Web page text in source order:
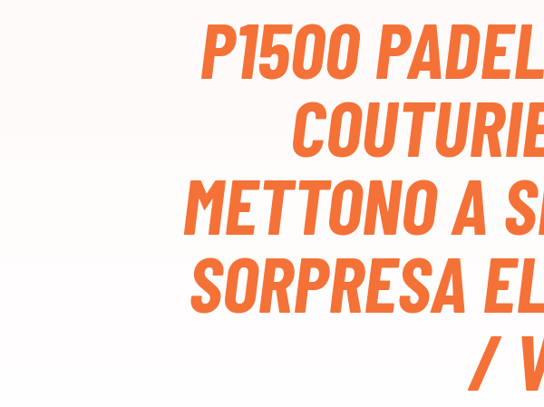
P1500
METTONO A
SORPRESA
/